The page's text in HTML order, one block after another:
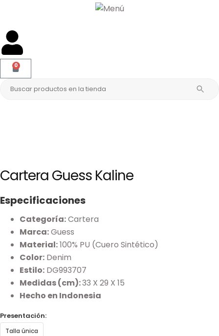
0
Cartera Guess Kaline
Especificaciones
Categoría:Cartera
Marca:Guess
Material:100% PU (Cuero Sintético)
Color: Denim
Estilo: DG993707
Medidas (cm):33 X 29 X 15
Hecho en Indonesia
Presentación:
Talla única